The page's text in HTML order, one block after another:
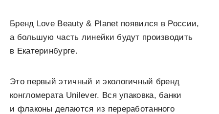
Бренд Love Beauty & Planet появился в России,
а большую часть линейки будут производить
в Екатеринбурге.
Это первый этичный и экологичный бренд
конгломерата Unilever. Вся упаковка, банки
и флаконы делаются из переработанного